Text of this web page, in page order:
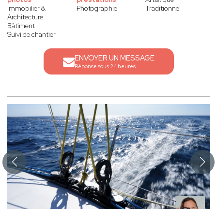
Immobilier &
Architecture
Bâtiment
Suivi de chantier
Photographie
Traditionnel
ENVOYER UN MESSAGE
Réponse sous 24 heures